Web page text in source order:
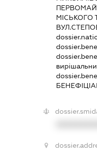
МІСЬКОГО